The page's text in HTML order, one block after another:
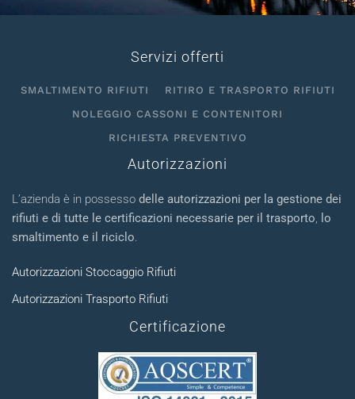
Servizi offerti
SMALTIMENTO RIFIUTI
RITIRO E TRASPORTO RIFIUTI
NOLEGGIO CASSONI E CONTENITORI
RICHIESTA PREVENTIVO
Autorizzazioni
L’azienda è in possesso delle autorizzazioni per la gestione dei
rifiuti e di tutte le certificazioni necessarie per il trasporto
lo
smaltimento e il riciclo
Autorizzazioni Stoccaggio Rifiuti
Autorizzazioni Trasporto Rifiuti
Certificazione